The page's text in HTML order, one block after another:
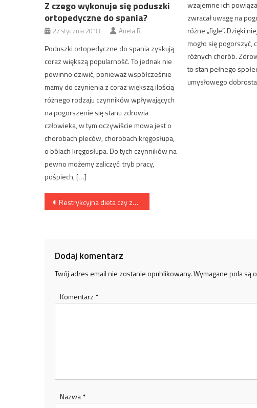
Z czego wykonuje się poduszki
ortopedyczne do spania?
27 stycznia 2018 Aneta R.
Poduszki ortopedyczne do spania zyskują
coraz większą popularność. To jednak nie
powinno dziwić, ponieważ współcześnie
mamy do czynienia z coraz większą ilością
różnego rodzaju czynników wpływających
na pogorszenie się stanu zdrowia
człowieka, w tym oczywiście mowa jest o
chorobach pleców, chorobach kręgosłupa,
o bólach kręgosłupa. Do tych czynników na
pewno możemy zaliczyć: tryb pracy,
pośpiech, […]
wzajemne ich
zwracał uwagę na
różne „figle”. Dzięki
mogło się pogorszyć,
różnych chorób.
to stan pełnego
umysłowego
Nawigacja
Restrykcyjna dieta czy zbilansowana dieta redukcyjna?
Dodaj komentarz
Twój adres email nie zostanie opublikowany.Wymagane pola są
Komentarz *
Nazwa*